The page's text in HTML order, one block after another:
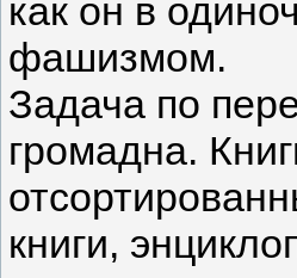
как он в
фашизмом.
Задача по
громадна.
книги,